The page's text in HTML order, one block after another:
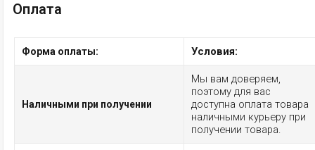
Оплата
Форма оплаты: Условия:
Наличными при получении
Мы вам доверяем,
поэтому для вас
доступна оплата товара
наличными курьеру при
получении товара.